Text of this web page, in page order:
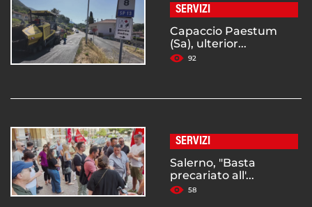
SERVIZI
Capaccio Paestum
(Sa), ulterior...
92
SERVIZI
Salerno, "Basta
precariato all'...
58